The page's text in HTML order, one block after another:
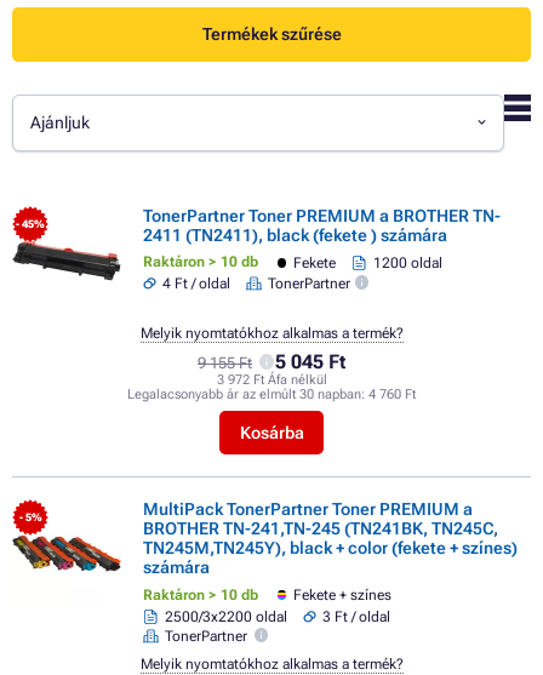
Termékek szűrése
Ajánljuk
- 45%
TonerPartner Toner PREMIUM a BROTHER TN-
2411 (TN2411), black (fekete ) számára
Raktáron > 10 db Fekete
1200 oldal
4 Ft / oldal
TonerPartner
9 155 Ft 5 045 Ft
3 972 Ft Áfa nélkül
Legalacsonyabb ár az elmúlt 30 napban: 4 760 Ft
Kosárba
Melyik nyomtatókhoz alkalmas a termék?
- 5%
MultiPack TonerPartner Toner PREMIUM a
BROTHER TN-241,TN-245 (TN241BK, TN245C,
TN245M,TN245Y), black + color (fekete + színes)
számára
Raktáron > 10 db
Fekete + színes
2500/3x2200 oldal
3 Ft / oldal
TonerPartner
Melyik nyomtatókhoz alkalmas a termék?